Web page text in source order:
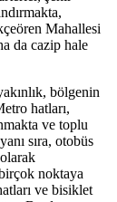
Mahallesi
da cazip hale
bölgenin
hatları,
ve toplu
sıra, otobüs
noktaya
ve bisiklet